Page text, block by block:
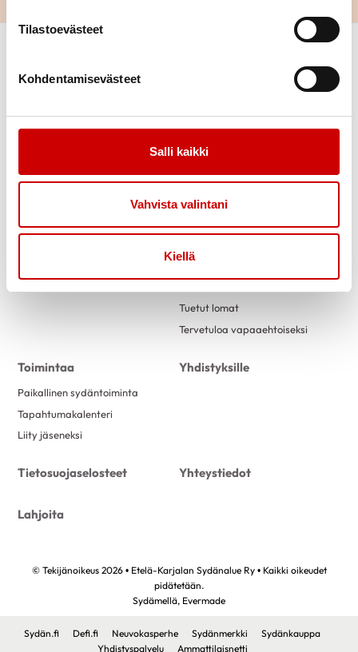
Tilastoevästeet
Kohdentamisevästeet
Salli kaikki
Vahvista valintani
Kiellä
Link to facebook
Link to twitter
Link to instagram
Link to youtube
Vertaistuki
Tuetut lomat
Tervetuloa vapaaehtoiseksi
Toimintaa
Paikallinen sydäntoiminta
Tapahtumakalenteri
Liity jäseneksi
Yhdistyksille
Tietosuojaselosteet Yhteystiedot
Lahjoita
© Tekijänoikeus 2026 • Etelä-Karjalan Sydänalue Ry • Kaikki oikeudet
pidätetään.
Sydämellä, Evermade
Sydän.fi Defi.fi Neuvokasperhe Sydänmerkki
Sydänkauppa
Yhdistyspalvelu
Ammattilaisnetti